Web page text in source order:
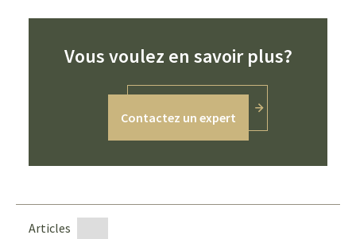
Vous voulez en savoir plus?
Contactez un expert
Articles